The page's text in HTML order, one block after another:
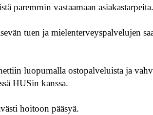
paremmin vastaamaan asiakastarpeita.
tuen ja mielenterveyspalvelujen
luopumalla ostopalveluista ja
HUSin kanssa.
hoitoon pääsyä.